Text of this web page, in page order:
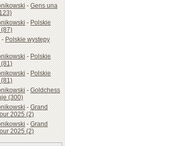
-Gens una
-Polskie
(87)
-Polskie występy
-Polskie
(81)
-Polskie
(81)
-Goldchess
(300)
-Grand
2025 (2)
-Grand
2025 (2)